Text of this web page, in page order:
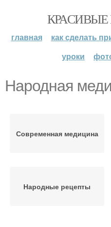
главная как сделать
уроки
Народная
Современная медицина
Народные рецепты